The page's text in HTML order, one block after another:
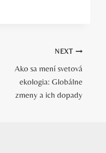
NEXT
Ako sa mení svetová
ekologia: Globálne
zmeny a ich dopady